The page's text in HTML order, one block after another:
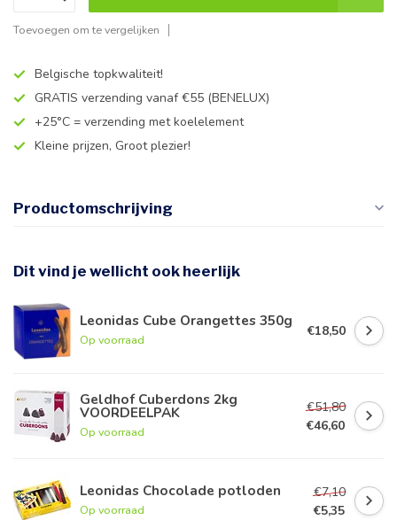
Toevoegen om te vergelijken
Belgische topkwaliteit!
GRATIS verzending vanaf €55 (BENELUX)
+25°C = verzending met koelelement
Kleine prijzen, Groot plezier!
Productomschrijving
Dit vind je wellicht ook heerlijk
Leonidas Cube Orangettes 350g
Op voorraad
€18,50
Geldhof Cuberdons 2kg
VOORDEELPAK
Op voorraad
€51,80
€46,60
Leonidas Chocolade potloden
Op voorraad
€7,10
€5,35